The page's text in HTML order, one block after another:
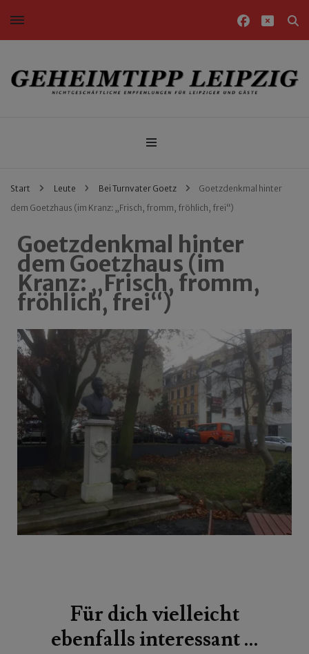
Nichtgeschäftliche Empfehlungen für Leipziger und Gäste
Start Leute Bei Turnvater Goetz
Goetzdenkmal hinter
dem Goetzhaus (im Kranz: „Frisch, fromm, fröhlich, frei“)
Goetzdenkmal hinter
dem Goetzhaus (im
Kranz: „Frisch, fromm,
fröhlich, frei“)
Für dich vielleicht
ebenfalls interessant …